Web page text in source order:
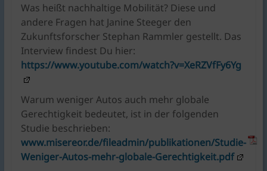
Was heißt nachhaltige Mobilität? Diese und
andere Fragen hat Janine Steeger den
Zukunftsforscher Stephan Rammler gestellt. Das
Interview findest Du hier:
https://www.youtube.com/watch?v=XeRZVfFy6Yg
Warum weniger Autos auch mehr globale
Gerechtigkeit bedeutet, ist in der folgenden
Studie beschrieben:
www.misereor.de/fileadmin/publikationen/Studie-
Weniger-Autos-mehr-globale-Gerechtigkeit.pdf